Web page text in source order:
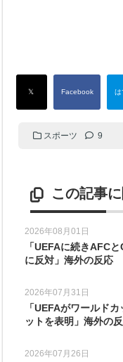
スポーツ 9
この記事
2026年08月01日
「UEFAに続きAFC
に反対」海外の反応
2026年07月31日
「UEFAがワールド
ットを表明」海外の
2026年07月26日